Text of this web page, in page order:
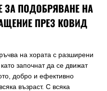
ЗА ПОДОБРЯВАНЕ НА
ПРЕЗ КОВИД
на хората с разширени
започнат да се движат
добро и ефективно
възраст. С всяка